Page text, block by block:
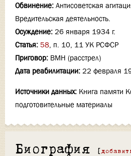
Обвинение: Антисоветская
Вредительская деятельность.
Осуждение: 26 января 1934 г.
Статья: 58, п. 10, 11 УК РСФСР
Приговор: ВМН (расстрел)
Дата реабилитации: 22 февраля
Источники данных: Книга памяти
подготовительные материалы
Биография [